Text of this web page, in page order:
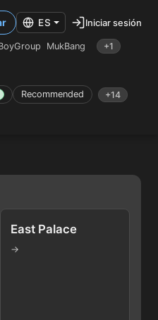
MukBang +1
Recommended +14
ES Iniciar sesión
East Palace
→